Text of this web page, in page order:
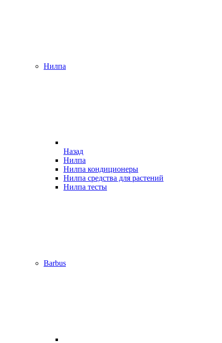
Нилпа
Назад
Нилпа
Нилпа кондиционеры
Нилпа средства для растений
Нилпа тесты
Barbus